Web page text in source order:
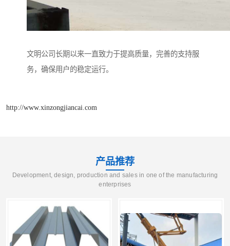
文明公司长期以来一直致力于提高质量，完善的支持服
务，确保用户的稳定运行。
http://www.xinzongjiancai.com
产品推荐
Development, design, production and sales in one of the manufacturing
enterprises